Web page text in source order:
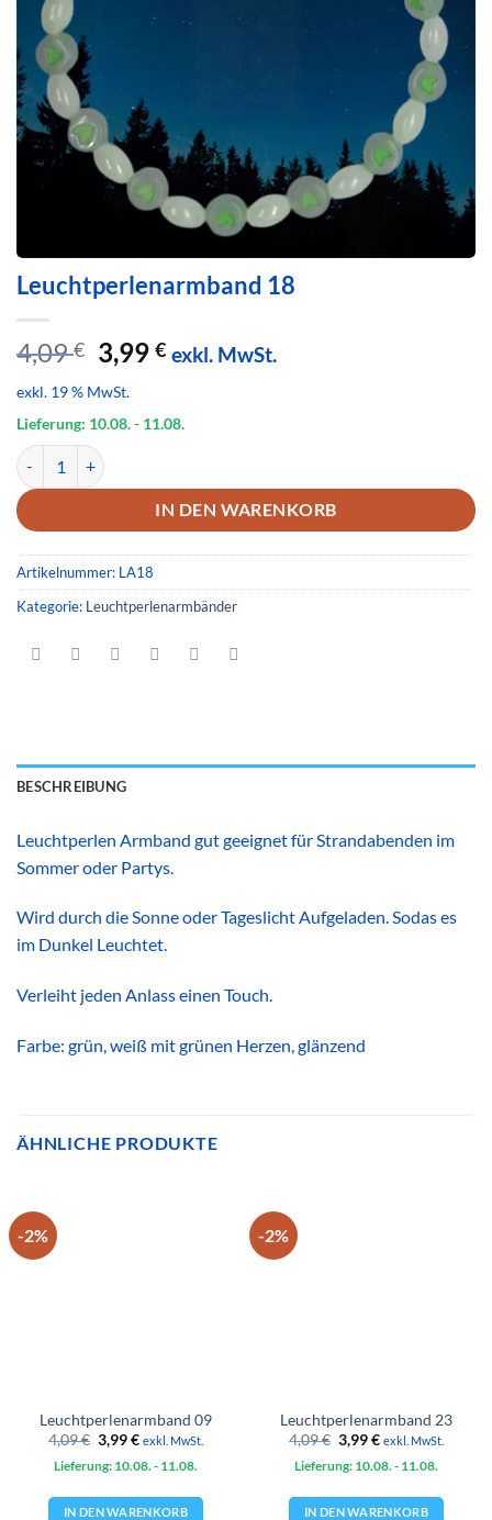
Leuchtperlenarmband 18
4,09€ Ursprünglicher
Preis
war:
4,09 €
3,99€Aktueller
3,99 €.
exkl. MwSt.
exkl. 19 % MwSt.
Lieferung: 10.08.- 11.08.
Leuchtperlenarmband 18 Menge
IN DEN WARENKORB
Artikelnummer: LA18
Kategorie: Leuchtperlenarmbänder
BESCHREIBUNG
Leuchtperlen Armband gut geeignet für Strandabenden im
Sommer oder Partys.
Wird durch die Sonne oder Tageslicht Aufgeladen. Sodas es
im Dunkel Leuchtet.
Verleiht jeden Anlass einen Touch.
Farbe: grün, weiß mit grünen Herzen, glänzend
ÄHNLICHE PRODUKTE
-2%
Leuchtperlenarmband 09
4,09€ Ursprünglicher
Preis
war:
3,99€Aktueller
ist:
exkl. MwSt.
Lieferung: 10.08. - 11.08.
IN DEN WARENKORB
-2%
Leuchtperlenarmband 23
4,09€ Ursprünglicher
Preis
war:
3,99€Aktueller
ist:
exkl. MwSt.
Lieferung: 10.08. - 11.08.
IN DEN WARENKORB